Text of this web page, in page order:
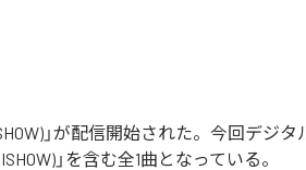
」が配信開始された。今回デジ
」を含む全1曲となっている。